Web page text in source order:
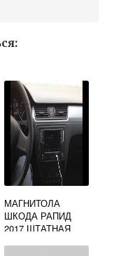
МАГНИТОЛА
ШКОДА РАПИД
2017 ШТАТНАЯ